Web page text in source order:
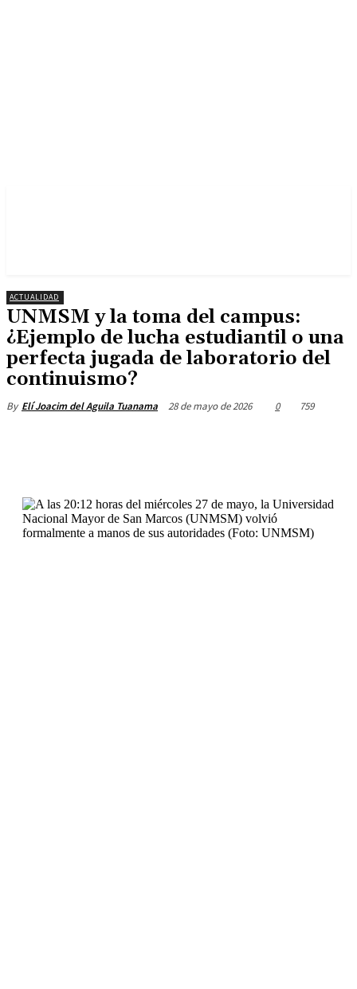
ACTUALIDAD
UNMSM y la toma del campus:
¿Ejemplo de lucha estudiantil o una
perfecta jugada de laboratorio del
continuismo?
By Elí Joacim del Aguila Tuanama 28 de mayo de 2026 0 759